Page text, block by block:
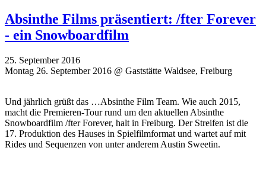
Absinthe Films präsentiert: /fter Forever
- ein Snowboardfilm
25. September 2016
Montag 26. September 2016 @ Gaststätte Waldsee, Freiburg
Und jährlich grüßt das …Absinthe Film Team. Wie auch 2015,
macht die Premieren-Tour rund um den aktuellen Absinthe
Snowboardfilm /fter Forever, halt in Freiburg. Der Streifen ist die
17. Produktion des Hauses in Spielfilmformat und wartet auf mit
Rides und Sequenzen von unter anderem Austin Sweetin.